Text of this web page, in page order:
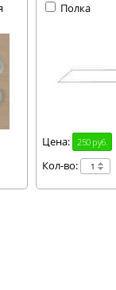
Полка
Цена: 250 руб.
Кол-во: